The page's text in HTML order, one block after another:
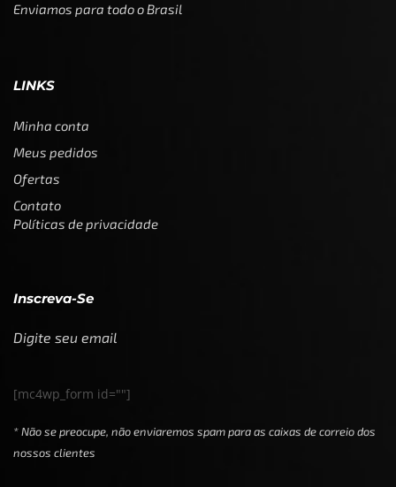
Enviamos para todo o Brasil
LINKS
Minha conta
Meus pedidos
Ofertas
Contato
Políticas de privacidade
Inscreva-Se
Digite seu email
[mc4wp_form id=""]
* Não se preocupe, não enviaremos spam para as caixas de correio dos
nossos clientes